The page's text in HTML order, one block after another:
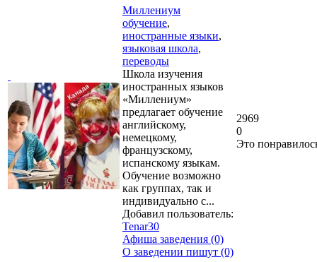
Миллениум
обучение,
иностранные языки,
языковая школа,
переводы
Школа изучения
иностранных языков
«Миллениум»
предлагает обучение
английскому,
немецкому,
французскому,
испанскому языкам.
Обучение возможно
как группах, так и
индивидуально с...
Добавил пользователь:
Tenar30
Афиша заведения (0)
О заведении пишут (0)
2969
0
Это